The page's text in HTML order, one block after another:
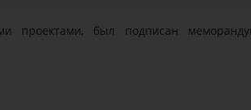
проектами, был подписан